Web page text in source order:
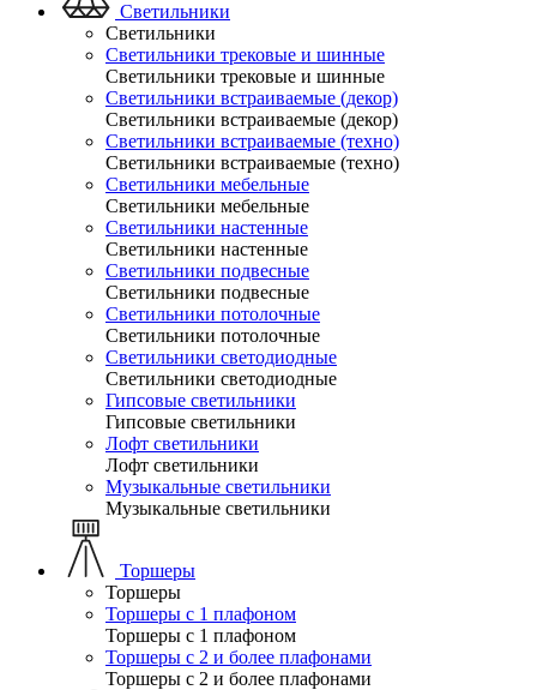
Светильники
Светильники
Светильники трековые и шинные
Светильники трековые и шинные
Светильники встраиваемые (декор)
Светильники встраиваемые (декор)
Светильники встраиваемые (техно)
Светильники встраиваемые (техно)
Светильники мебельные
Светильники мебельные
Светильники настенные
Светильники настенные
Светильники подвесные
Светильники подвесные
Светильники потолочные
Светильники потолочные
Светильники светодиодные
Светильники светодиодные
Гипсовые светильники
Гипсовые светильники
Лофт светильники
Лофт светильники
Музыкальные светильники
Музыкальные светильники
Торшеры
Торшеры
Торшеры с 1 плафоном
Торшеры с 1 плафоном
Торшеры с 2 и более плафонами
Торшеры с 2 и более плафонами